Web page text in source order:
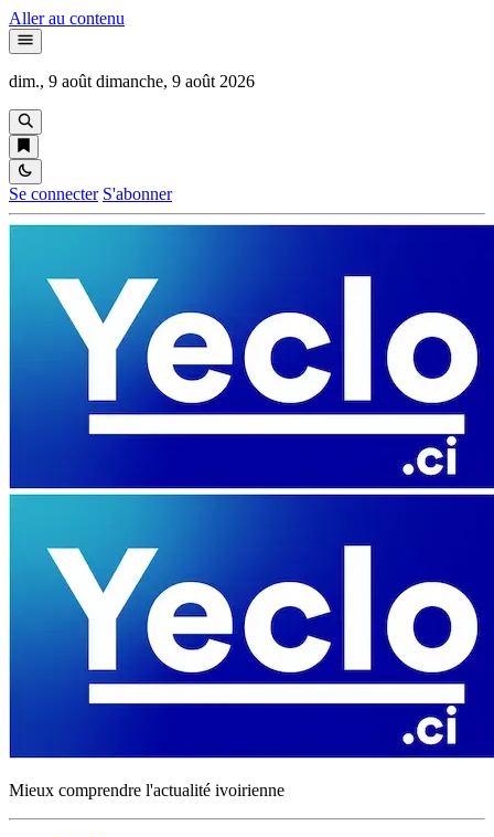
Aller au contenu
dim., 9 août dimanche, 9 août 2026
Se connecter S'abonner
Mieux comprendre l'actualité ivoirienne